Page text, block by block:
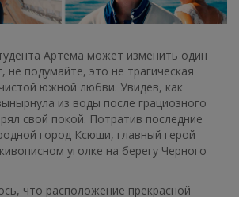
Артема может изменить один
не подумайте, это не трагическая
южной любви. Увидев, как
из воды после грациозного
свой покой. Потратив последние
город Ксюши, главный герой
уголке на берегу Черного
что расположение прекрасной